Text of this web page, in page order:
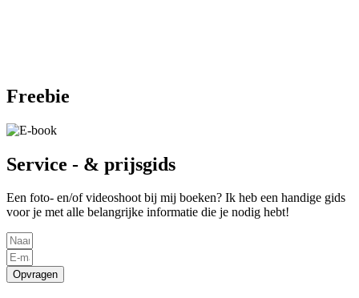
Freebie
Service - & prijsgids
Een foto- en/of videoshoot bij mij boeken? Ik heb een handige gids
voor je met alle belangrijke informatie die je nodig hebt!
Opvragen